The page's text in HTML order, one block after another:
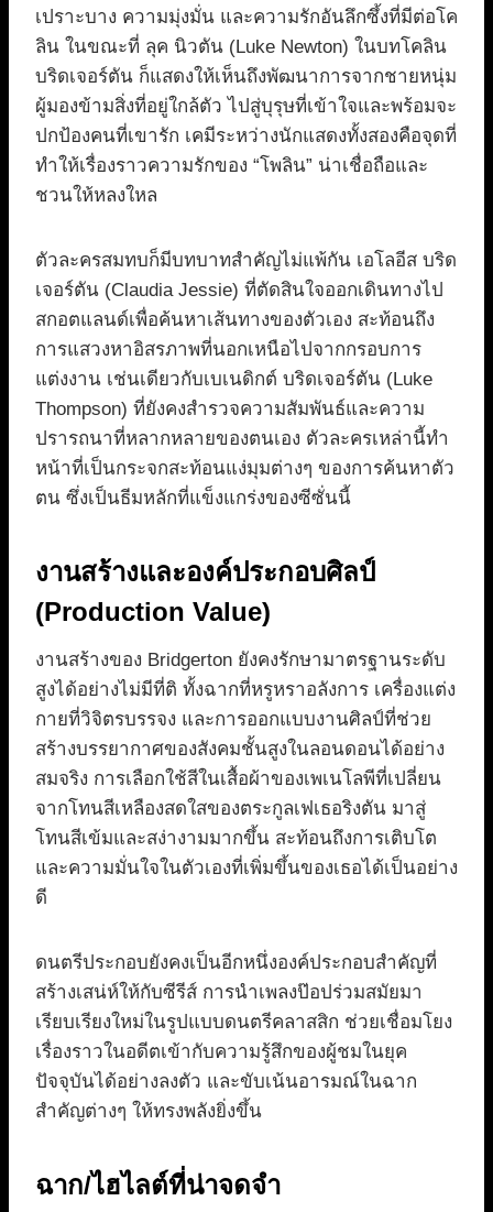
เปราะบาง ความมุ่งมั่น และความรักอันลึกซึ้งที่มีต่อโค
ลิน ในขณะที่ ลุค นิวตัน (Luke Newton) ในบทโคลิน
บริดเจอร์ตัน ก็แสดงให้เห็นถึงพัฒนาการจากชายหนุ่ม
ผู้มองข้ามสิ่งที่อยู่ใกล้ตัว ไปสู่บุรุษที่เข้าใจและพร้อมจะ
ปกป้องคนที่เขารัก เคมีระหว่างนักแสดงทั้งสองคือจุดที่
ทำให้เรื่องราวความรักของ “โพลิน” น่าเชื่อถือและ
ชวนให้หลงใหล
ตัวละครสมทบก็มีบทบาทสำคัญไม่แพ้กัน เอโลอีส บริด
เจอร์ตัน (Claudia Jessie) ที่ตัดสินใจออกเดินทางไป
สกอตแลนด์เพื่อค้นหาเส้นทางของตัวเอง สะท้อนถึง
การแสวงหาอิสรภาพที่นอกเหนือไปจากกรอบการ
แต่งงาน เช่นเดียวกับเบเนดิกต์ บริดเจอร์ตัน (Luke
Thompson) ที่ยังคงสำรวจความสัมพันธ์และความ
ปรารถนาที่หลากหลายของตนเอง ตัวละครเหล่านี้ทำ
หน้าที่เป็นกระจกสะท้อนแง่มุมต่างๆ ของการค้นหาตัว
ตน ซึ่งเป็นธีมหลักที่แข็งแกร่งของซีซั่นนี้
งานสร้างและองค์ประกอบศิลป์
(Production Value)
งานสร้างของ Bridgerton ยังคงรักษามาตรฐานระดับ
สูงได้อย่างไม่มีที่ติ ทั้งฉากที่หรูหราอลังการ เครื่องแต่ง
กายที่วิจิตรบรรจง และการออกแบบงานศิลป์ที่ช่วย
สร้างบรรยากาศของสังคมชั้นสูงในลอนดอนได้อย่าง
สมจริง การเลือกใช้สีในเสื้อผ้าของเพเนโลพีที่เปลี่ยน
จากโทนสีเหลืองสดใสของตระกูลเฟเธอริงตัน มาสู่
โทนสีเข้มและสง่างามมากขึ้น สะท้อนถึงการเติบโต
และความมั่นใจในตัวเองที่เพิ่มขึ้นของเธอได้เป็นอย่าง
ดี
ดนตรีประกอบยังคงเป็นอีกหนึ่งองค์ประกอบสำคัญที่
สร้างเสน่ห์ให้กับซีรีส์ การนำเพลงป๊อปร่วมสมัยมา
เรียบเรียงใหม่ในรูปแบบดนตรีคลาสสิก ช่วยเชื่อมโยง
เรื่องราวในอดีตเข้ากับความรู้สึกของผู้ชมในยุค
ปัจจุบันได้อย่างลงตัว และขับเน้นอารมณ์ในฉาก
สำคัญต่างๆ ให้ทรงพลังยิ่งขึ้น
ฉาก/ไฮไลต์ที่น่าจดจำ